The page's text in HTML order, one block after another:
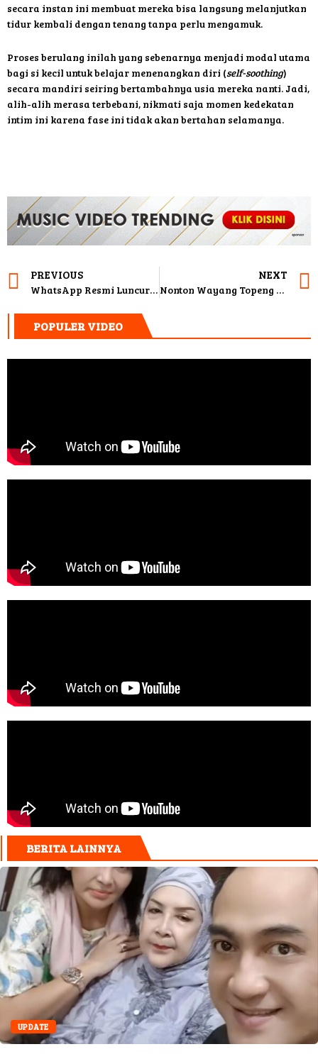
secara instan ini membuat mereka bisa langsung melanjutkan
tidur kembali dengan tenang tanpa perlu mengamuk.
Proses berulang inilah yang sebenarnya menjadi modal utama
bagi si kecil untuk belajar menenangkan diri (self-soothing)
secara mandiri seiring bertambahnya usia mereka nanti. Jadi,
alih-alih merasa terbebani, nikmati saja momen kedekatan
intim ini karena fase ini tidak akan bertahan selamanya.
PREVIOUS
WhatsApp Resmi Luncurkan Fitur Username untuk Jaga Privasi
NEXT
Nonton Wayang Topeng Sonobudoyo, Liburan Anti-Mainstream
POPULER VIDEO
BERITA LAINNYA
UPDATE